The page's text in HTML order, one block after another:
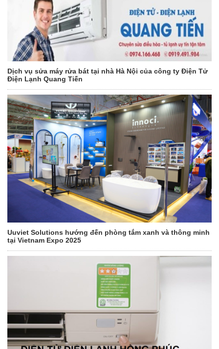
Dịch vụ sửa máy rửa bát tại nhà Hà Nội của công ty Điện Tử
Điện Lạnh Quang Tiến
Uuviet Solutions hướng đến phòng tắm xanh và thông minh
tại Vietnam Expo 2025